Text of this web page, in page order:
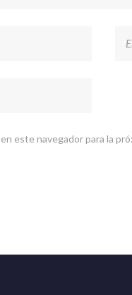
este navegador para la